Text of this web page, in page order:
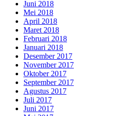
Juni 2018
Mei 2018
April 2018
Maret 2018
Februari 2018
Januari 2018
Desember 2017
November 2017
Oktober 2017
September 2017
Agustus 2017
Juli 2017
Juni 2017